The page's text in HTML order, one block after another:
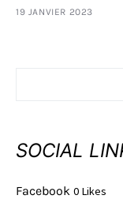
19 JANVIER 2023
SOCIAL
Facebook 0 Likes